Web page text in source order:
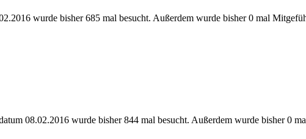
wurde bisher 685 mal besucht. Außerdem wurde bisher 0 mal
08.02.2016 wurde bisher 844 mal besucht. Außerdem wurde bisher 0